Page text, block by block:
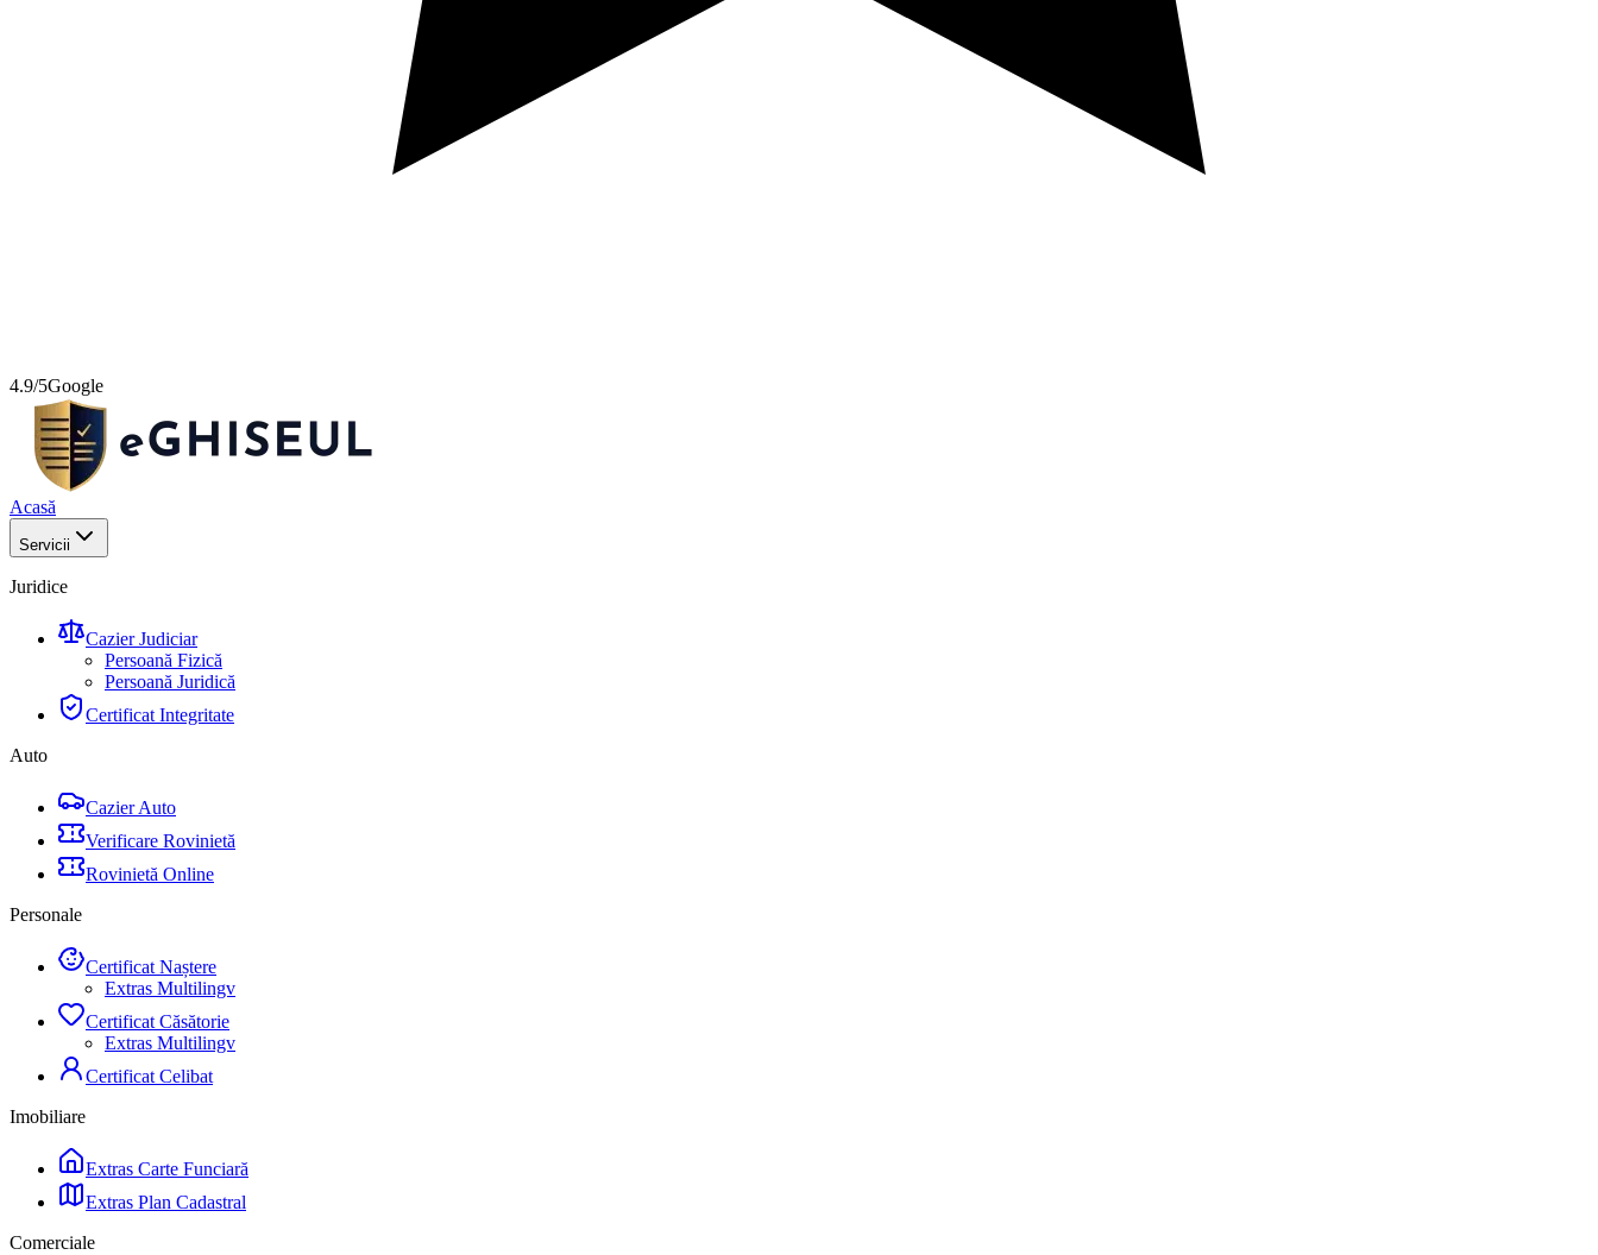
4.9/5Google
Acasă
Servicii
Juridice
Cazier Judiciar
Persoană Fizică
Persoană Juridică
Certificat Integritate
Auto
Cazier Auto
Verificare Rovinietă
Rovinietă Online
Personale
Certificat Naștere
Extras Multilingv
Certificat Căsătorie
Extras Multilingv
Certificat Celibat
Imobiliare
Extras Carte Funciară
Extras Plan Cadastral
Comerciale